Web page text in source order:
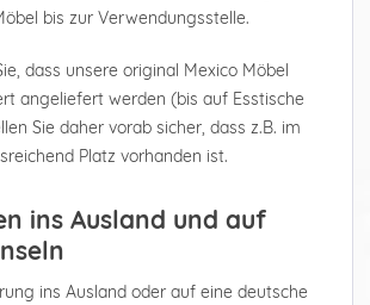
bis zur Verwendungsstelle.
dass unsere original Mexico Möbel
angeliefert werden (bis auf Esstische
Sie daher vorab sicher, dass z.B. im
Platz vorhanden ist.
ins Ausland und auf
ins Ausland oder auf eine deutsche